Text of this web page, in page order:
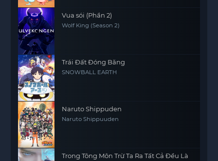
Vua sói (Phần 2)
Wolf King (Season 2)
Trái Đất Đóng Băng
SNOWBALL EARTH
Naruto Shippuden
Naruto Shippuuden
Trong Tông Môn Trừ Ta Ra Tất Cả Đều Là